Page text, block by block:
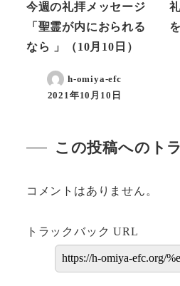
今週の礼拝メッセージ
「聖霊が内におられる
なら 」（10月10日）
h-omiya-efc
2021年10月10日
この投稿へのト
コメントはありません。
トラックバック URL